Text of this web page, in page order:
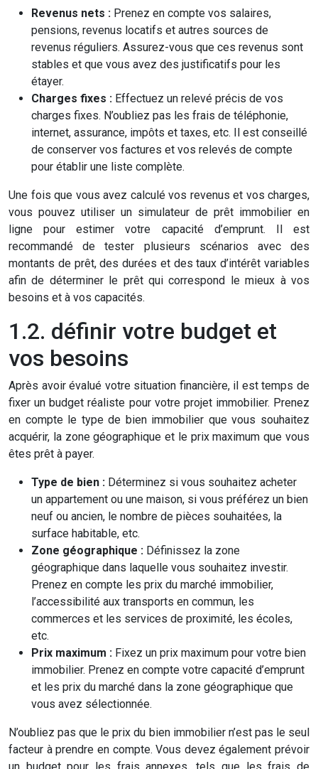
Revenus nets : Prenez en compte vos salaires,
pensions, revenus locatifs et autres sources de
revenus réguliers. Assurez-vous que ces revenus sont
stables et que vous avez des justificatifs pour les
étayer.
Charges fixes : Effectuez un relevé précis de vos
charges fixes. N’oubliez pas les frais de téléphonie,
internet, assurance, impôts et taxes, etc. Il est conseillé
de conserver vos factures et vos relevés de compte
pour établir une liste complète.
Une fois que vous avez calculé vos revenus et vos charges,
vous pouvez utiliser un simulateur de prêt immobilier en
ligne pour estimer votre capacité d’emprunt. Il est
recommandé de tester plusieurs scénarios avec des
montants de prêt, des durées et des taux d’intérêt variables
afin de déterminer le prêt qui correspond le mieux à vos
besoins et à vos capacités.
1.2. définir votre budget et
vos besoins
Après avoir évalué votre situation financière, il est temps de
fixer un budget réaliste pour votre projet immobilier. Prenez
en compte le type de bien immobilier que vous souhaitez
acquérir, la zone géographique et le prix maximum que vous
êtes prêt à payer.
Type de bien : Déterminez si vous souhaitez acheter
un appartement ou une maison, si vous préférez un bien
neuf ou ancien, le nombre de pièces souhaitées, la
surface habitable, etc.
Zone géographique : Définissez la zone
géographique dans laquelle vous souhaitez investir.
Prenez en compte les prix du marché immobilier,
l’accessibilité aux transports en commun, les
commerces et les services de proximité, les écoles,
etc.
Prix maximum : Fixez un prix maximum pour votre bien
immobilier. Prenez en compte votre capacité d’emprunt
et les prix du marché dans la zone géographique que
vous avez sélectionnée.
N’oubliez pas que le prix du bien immobilier n’est pas le seul
facteur à prendre en compte. Vous devez également prévoir